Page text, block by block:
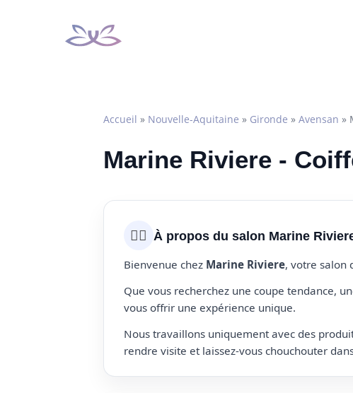
Accueil » Nouvelle-Aquitaine » Gironde » Avensan »
Marine Riviere -
💇‍♀️ À propos du salon Marine
Bienvenue chez Marine Riviere, votre salon
Que vous recherchez une coupe tendance,
vous offrir une expérience unique.
Nous travaillons uniquement avec des
rendre visite et laissez-vous chouchouter